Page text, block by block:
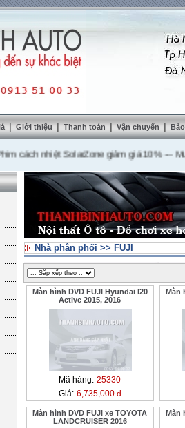
| Giới thiệu | Thanh toán | Vận chuyển |
nhiệt SolarZone giảm giá 10%---Mua
Nhà phân phối >> FUJI
Màn hình DVD FUJI Hyundai I20
Active 2015, 2016
Mã hàng: 25330
Giá: 6,735,000 đ
Màn
Màn hình DVD FUJI xe TOYOTA
LANDCRUISER 2016
Màn